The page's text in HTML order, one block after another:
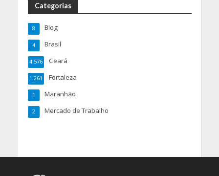
Categorias
Blog
8
Brasil
4
Ceará
4.576
Fortaleza
1.261
Maranhão
1
Mercado de Trabalho
2